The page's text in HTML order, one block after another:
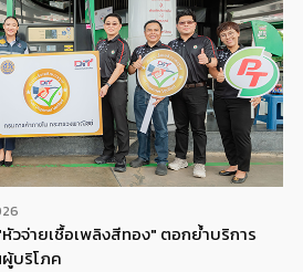
วจ่ายเชื้อเพลิงสีทอง" ตอกย้ำบริการ
ผู้บริโภค